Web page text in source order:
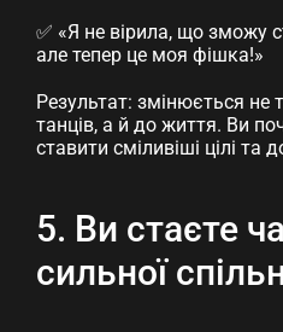
✅ «Я не вірила, що зможу
але тепер це моя фішка!»
Результат: змінюється не
танців, а й до життя. Ви
ставити сміливіші цілі та
5. Ви стаєте
сильної